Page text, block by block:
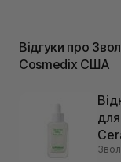
Відгуки про
Cosmedix США